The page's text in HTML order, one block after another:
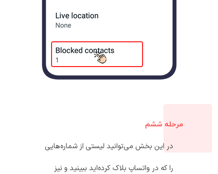
مرحله ششم
در این بخش می‌توانید لیستی از شماره‌هایی
را که در واتساپ بلاک کرده‌اید ببینید و نیز